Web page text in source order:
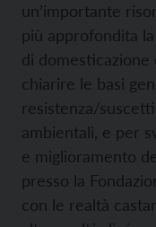
un’importante
più approfondita
di domesticazione
chiarire le basi
resistenza/
ambientali, e per
e miglioramento
presso la
con le realtà